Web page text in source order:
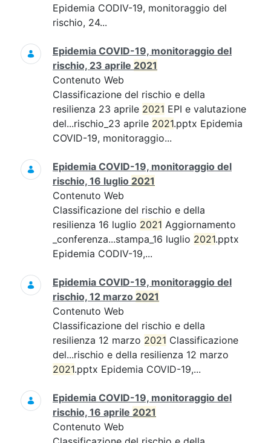
Epidemia CODIV-19, monitoraggio del
rischio, 24...
Epidemia COVID-19, monitoraggio del
rischio, 23 aprile 2021
Contenuto Web
Classificazione del rischio e della
resilienza 23 aprile 2021 EPI e valutazione
del...rischio_23 aprile 2021.pptx Epidemia
COVID-19, monitoraggio...
Epidemia COVID-19, monitoraggio del
rischio, 16 luglio 2021
Contenuto Web
Classificazione del rischio e della
resilienza 16 luglio 2021 Aggiornamento
_conferenza...stampa_16 luglio 2021.pptx
Epidemia CODIV-19,...
Epidemia COVID-19, monitoraggio del
rischio, 12 marzo 2021
Contenuto Web
Classificazione del rischio e della
resilienza 12 marzo 2021 Classificazione
del...rischio e della resilienza 12 marzo
2021.pptx Epidemia COVID-19,...
Epidemia COVID-19, monitoraggio del
rischio, 16 aprile 2021
Contenuto Web